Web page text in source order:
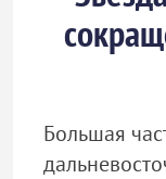
Большая